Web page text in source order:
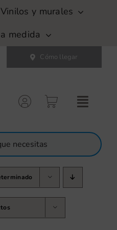
Vinilos y murales
medida
Cómo llegar